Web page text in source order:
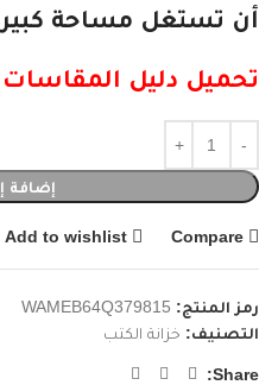
أن تستغل مساحة
تحميل دليل المقاسات
إضافة
Compare
Add to wishlist
رمز المنتج: WAMEB64Q379815
التصنيف: خزانة الكتب
Share: